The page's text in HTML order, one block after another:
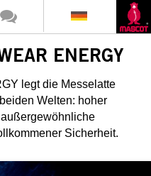
ENERGY
legt die Messelatte
Welten: hoher
Sicherheit.